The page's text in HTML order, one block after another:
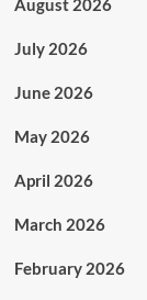
August 2026
July 2026
June 2026
May 2026
April 2026
March 2026
February 2026